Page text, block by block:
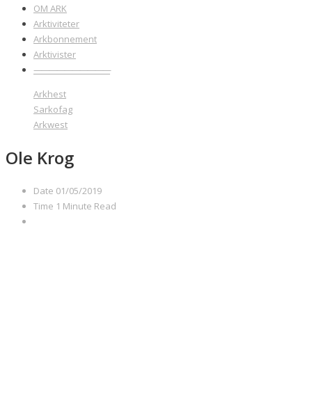
OM ARK
Arktiviteter
Arkbonnement
Arktivister
——————————
Arkhest
Sarkofag
Arkwest
Ole Krog
Date 01/05/2019
Time 1 Minute Read